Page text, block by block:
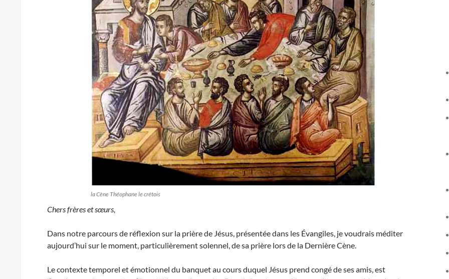
la Cène Théophane le crétois
Chers frères et sœurs,
Dans notre parcours de réflexion sur la prière de Jésus, présentée dans les Évangiles, je voudrais méditer
aujourd’hui sur le moment, particulièrement solennel, de sa prière lors de la Dernière Cène.
Le contexte temporel et émotionnel du banquet au cours duquel Jésus prend congé de ses amis, est